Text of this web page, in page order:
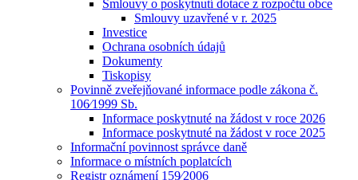
Smlouvy o poskytnutí dotace z rozpočtu obce
Smlouvy uzavřené v r. 2025
Investice
Ochrana osobních údajů
Dokumenty
Tiskopisy
Povinně zveřejňované informace podle zákona č.
106⁄1999 Sb.
Informace poskytnuté na žádost v roce 2026
Informace poskytnuté na žádost v roce 2025
Informační povinnost správce daně
Informace o místních poplatcích
Registr oznámení 159⁄2006